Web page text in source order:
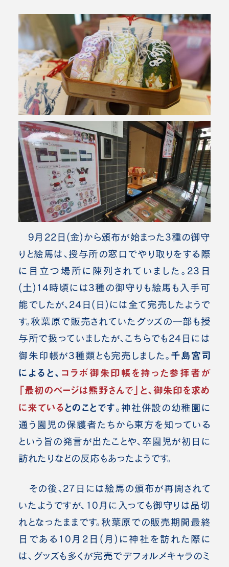
9月22日(金)から頒布が始まった3種の御守
りと絵馬は、授与所の窓口でやり取りをする際
に目立つ場所に陳列されていました。23日
(土)14時頃には3種の御守りも絵馬も入手可
能でしたが、24日(日)には全て完売したようで
す。秋葉原で販売されていたグッズの一部も授
与所で扱っていましたが、こちらでも24日には
御朱印帳が3種類とも完売しました。 千島宮司
によると、 コラボ御朱印帳を持った参拝者が
「最初のページは熊野さんで」と、御朱印を求め
に来ているとのことです。 神社併設の幼稚園に
通う園児の保護者たちから東方を知っている
という旨の発言が出たことや、卒園児が初日に
訪れたりなどの反応もあったようです。
その後、27日には絵馬の頒布が再開されて
いたようですが、10月に入っても御守りは品切
れとなったままです。秋葉原での販売期間最終
日である10月2日(月)に神社を訪れた際に
は、グッズも多くが完売でデフォルメキャラのミ